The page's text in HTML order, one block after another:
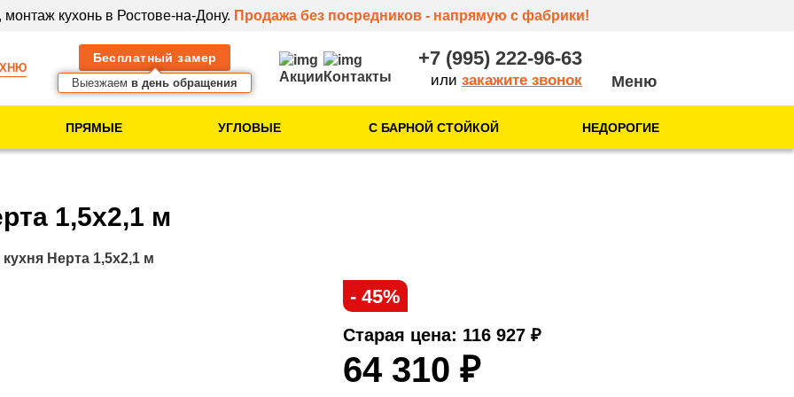
Бесплатный замер
Выезжаем в день обращения Акции Контакты
+7 (995) 222-96-63
или закажите звонок
ПРЯМЫЕ УГЛОВЫЕ С БАРНОЙ СТОЙКОЙ НЕДОРОГИЕ
Тип помещения
Кухня в 5-этажке
Кухня в 9-этажке
О нас
монтаж кухонь в Ростове-на-Дону. Продажа без посредников - напрямую с фабрики!
1,5х2,1 м
кухня Нерта 1,5х2,1 м
- 45%
64 310 ₽
Старая цена: 116 927 ₽